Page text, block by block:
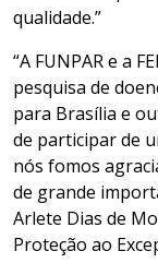
qualidade.”
“A FUNPAR e a
pesquisa de
para Brasília e
de participar de
nós fomos
de grande
Arlete Dias de
Proteção ao